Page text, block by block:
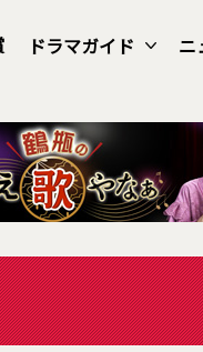
ドラマガイド ニ